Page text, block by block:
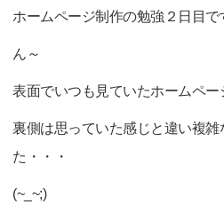
ホームページ制作の勉強２日目で
ん～
表面でいつも見ていたホームペー
裏側は思っていた感じと違い複
た・・・
(~_~;)